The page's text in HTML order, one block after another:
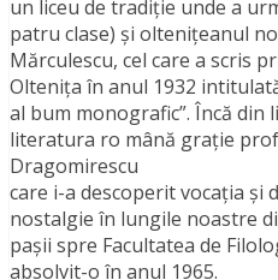
un liceu de tradiţie unde a
patru clase) şi olteniţeanul
Mărculescu, cel care a scris
Olteniţa în anul 1932
al bum monografic”. Încă din
literatura ro mână graţie
Dragomirescu
care i-a descoperit vocaţia şi
nostalgie în lungile noastre
paşii spre Facultatea de
absolvit-o în anul 1965.